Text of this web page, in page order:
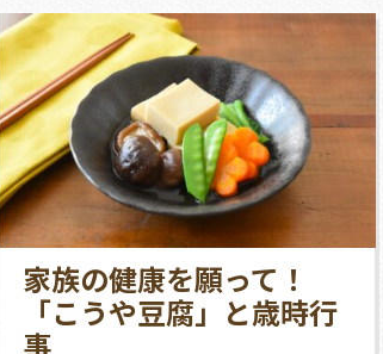
家族の健康を願って！
「こうや豆腐」と歳時行
事